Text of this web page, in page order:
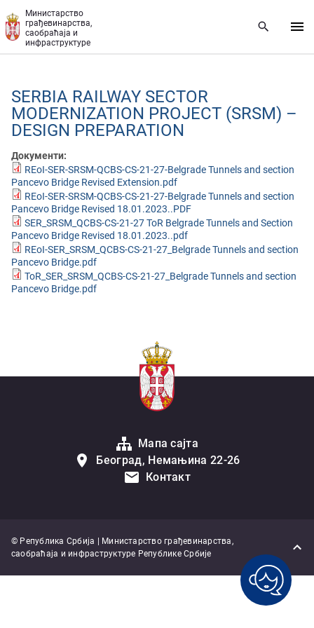
Министарство
грађевинарства,
саобраћаја и
инфраструктуре
SERBIA RAILWAY SECTOR
MODERNIZATION PROJECT (SRSM) –
DESIGN PREPARATION
Документи:
REoI-SER-SRSM-QCBS-CS-21-27-Belgrade Tunnels and section
Pancevo Bridge Revised Extension.pdf
REoI-SER-SRSM-QCBS-CS-21-27-Belgrade Tunnels and section
Pancevo Bridge Revised 18.01.2023..PDF
SER_SRSM_QCBS-CS-21-27 ToR Belgrade Tunnels and Section
Pancevo Bridge Revised 18.01.2023..pdf
REoI-SER_SRSM_QCBS-CS-21-27_Belgrade Tunnels and section
Pancevo Bridge.pdf
ToR_SER_SRSM_QCBS-CS-21-27_Belgrade Tunnels and section
Pancevo Bridge.pdf
Мапа сајта
Београд, Немањина 22-26
Контакт
© Република Србија | Министарство грађевинарства,
саобраћаја и инфраструктуре Републике Србије